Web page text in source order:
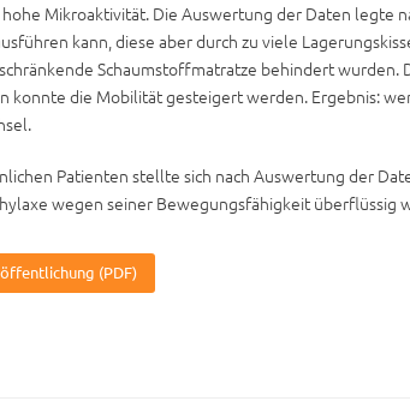
Mikroaktivität. Die Auswertung der Daten legte
kann, diese aber durch zu viele
Schaumstoffmatratze behindert wurden.
konnte die Mobilität gesteigert werden. Ergebnis:
Patienten stellte sich nach Auswertung der
wegen seiner Bewegungsfähigkeit überflüssig
(PDF)